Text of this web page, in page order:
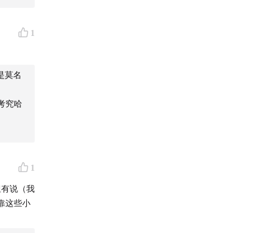
1
莫名
究哈
1
说（我
这些小